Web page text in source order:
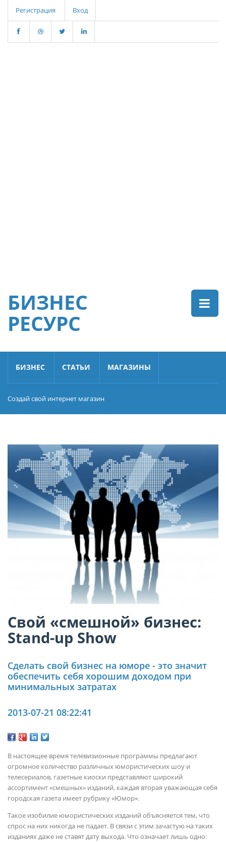
Регистрация Вход
БИЗНЕС
РЕСУРС
БИЗНЕС СТАТЬИ МАГАЗИНЫ
Создай свой интернет магазин
Свой «смешной» бизнес:
Stand-up Show
Сделать свой бизнес на юморе - это значит
обеспечить себя хорошим доходом при
минимальных затратах
2013-07-21 08:22:41
В настоящее время телевизионные программы предлагают
огромное количество различных юмористических шоу и
телесериалов, газетные киоски представляют широкий
ассортимент «смешных» изданий, каждая вторая уважающая себя
городская газета имеет рубрику «Юмор».
Такое изобилие юмористических изданий объясняется тем, что
спрос на них никогда не падает. В связи с этим зачастую на таких
изданиях даже не ставят дату выхода. Что означает лишь одно: